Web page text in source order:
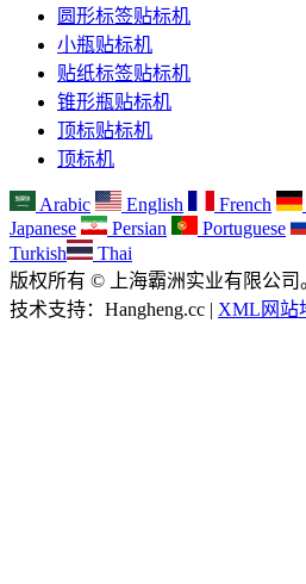
圆形标签贴标机
小瓶贴标机
贴纸标签贴标机
锥形瓶贴标机
顶标贴标机
顶标机
Arabic English French
Japanese
Persian Portuguese
Turkish
Thai
版权所有 © 上海霸洲实业有限公司
技术支持：Hangheng.cc | XML网站